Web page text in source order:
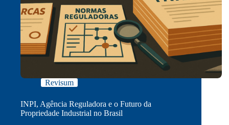
Revisum
INPI, Agência Reguladora e o Futuro da
Propriedade Industrial no Brasil